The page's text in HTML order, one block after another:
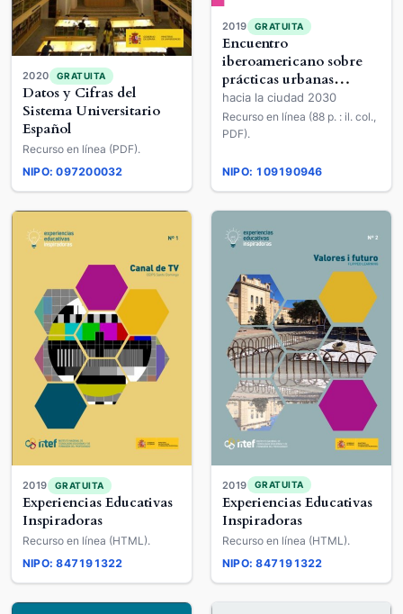
2020 GRATUITA
Datos y Cifras del
Sistema Universitario
Español
Recurso en línea (PDF).
NIPO: 097200032
2019 GRATUITA
Encuentro
iberoamericano sobre
prácticas urbanas
innovadoras
hacia la ciudad 2030
Recurso en línea (88 p. : il. col.,
PDF).
NIPO: 109190946
2019 GRATUITA
Experiencias Educativas
Inspiradoras
Recurso en línea (HTML).
NIPO: 847191322
2019 GRATUITA
Experiencias Educativas
Inspiradoras
Recurso en línea (HTML).
NIPO: 847191322